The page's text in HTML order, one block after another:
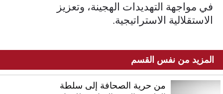
في مواجهة التهديدات الهجينة، وتعزيز
الاستقلالية الاستراتيجية.
المزيد من نفس القسم
من حرية الصحافة إلى سلطة